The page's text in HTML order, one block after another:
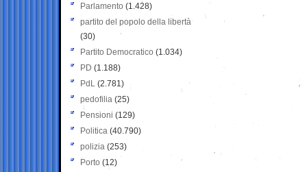
Parlamento (1.428)
partito del popolo della libertà
(30)
Partito Democratico (1.034)
PD (1.188)
PdL (2.781)
pedofilia (25)
Pensioni (129)
Politica (40.790)
polizia (253)
Porto (12)